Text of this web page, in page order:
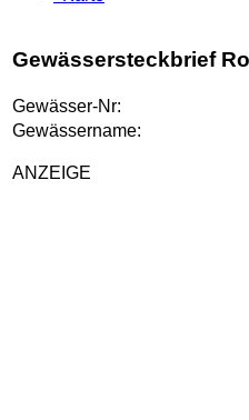
Gewässersteckbrief
Gewässer-Nr:
Gewässername:
ANZEIGE